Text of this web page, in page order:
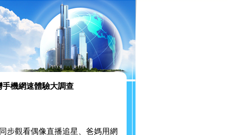
手機網速體驗大調查
步觀看偶像直播追星、爸媽用網